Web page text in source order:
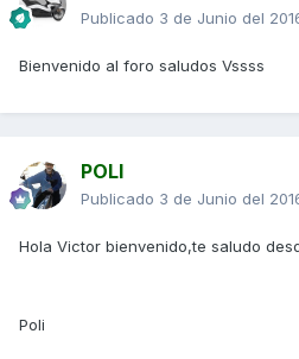
Publicado 3 de Junio del
Bienvenido al foro saludos Vssss
POLI
Publicado 3 de Junio del
Hola Victor bienvenido,te saludo
Poli